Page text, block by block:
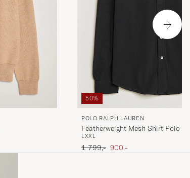
50%
POLO RALPH LAUREN
Featherweight Mesh Shirt Polo
LXXL
Ordinær pris
1 799,- Nedsatt pris
900,-